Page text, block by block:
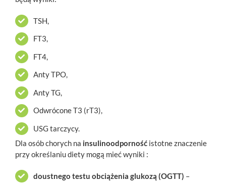
TSH,
FT3,
FT4,
Anty TPO,
Anty TG,
Odwrócone T3 (rT3),
USG tarczycy.
Dla osób chorych na insulinoodporność istotne znaczenie
przy określaniu diety mogą mieć wyniki :
doustnego testu obciążenia glukozą (OGTT) –